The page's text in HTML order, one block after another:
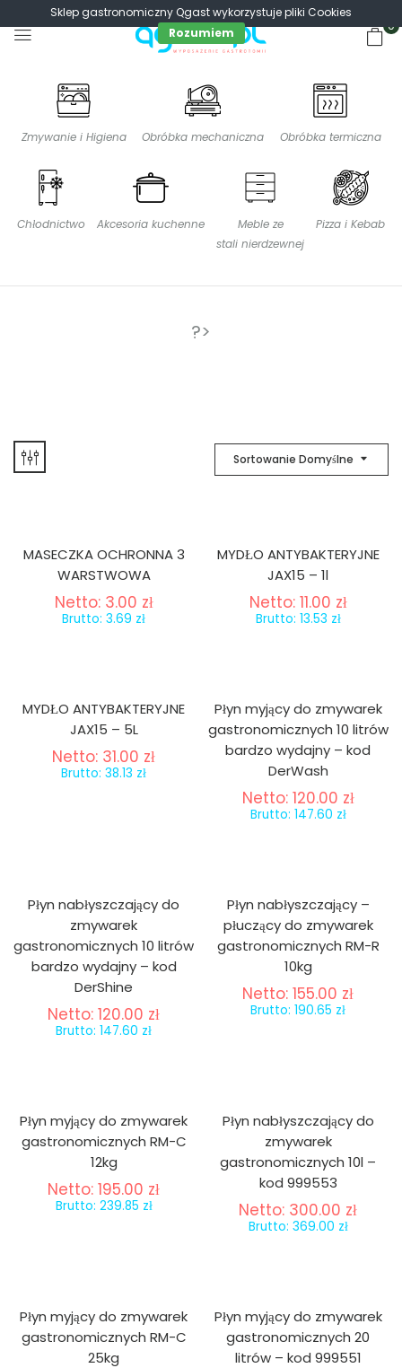
0
Zmywanie i Higiena Obróbka mechaniczna Obróbka termiczna
Chłodnictwo Akcesoria kuchenne
Meble ze
stali nierdzewnej
Pizza i Kebab
?>
Sortowanie Domyślne
MASECZKA OCHRONNA 3
WARSTWOWA
Netto: 3.00 zł
Brutto:3.69 zł
MYDŁO ANTYBAKTERYJNE
JAX15 – 1l
Netto: 11.00 zł
Brutto: 13.53 zł
MYDŁO ANTYBAKTERYJNE
JAX15 – 5L
Netto: 31.00 zł
Brutto:38.13 zł
Płyn myjący do zmywarek
gastronomicznych 10 litrów
bardzo wydajny – kod
DerWash
Netto: 120.00 zł
Brutto: 147.60 zł
Płyn nabłyszczający do
zmywarek
gastronomicznych 10 litrów
bardzo wydajny – kod
DerShine
Netto:120.00 zł
Brutto:147.60 zł
Płyn nabłyszczający –
płuczący do zmywarek
gastronomicznych RM-R
10kg
Netto:155.00 zł
Brutto:190.65 zł
Płyn myjący do zmywarek
gastronomicznych RM-C
12kg
Netto:195.00 zł
Brutto: 239.85 zł
Płyn nabłyszczający do
zmywarek
gastronomicznych 10l –
kod 999553
Netto: 300.00 zł
Brutto: 369.00 zł
Płyn myjący do zmywarek
gastronomicznych RM-C
25kg
Płyn myjący do zmywarek
gastronomicznych 20
litrów – kod 999551
Sklep gastronomiczny Qgast wykorzystuje pliki Cookies
Rozumiem